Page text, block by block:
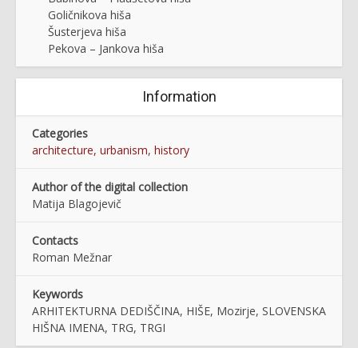
Goličnikova hiša
Šusterjeva hiša
Pekova – Jankova hiša
Information
Categories
architecture, urbanism, history
Author of the digital collection
Matija Blagojevič
Contacts
Roman Mežnar
Keywords
ARHITEKTURNA DEDIŠČINA, HIŠE, Mozirje, SLOVENSKA
HIŠNA IMENA, TRG, TRGI